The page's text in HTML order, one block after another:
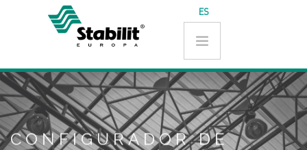
Pasar al contenido principal ES
CONFIGURADOR DE